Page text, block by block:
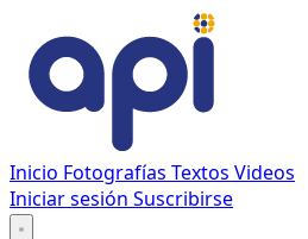
Inicio Fotografías Textos Videos
Iniciar sesión Suscribirse